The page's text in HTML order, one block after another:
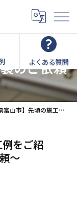
よくある質問
施工例を
のご依頼
先頃の施工例をご紹介！～K様邸外壁塗装のご依頼～
例をご紹
～